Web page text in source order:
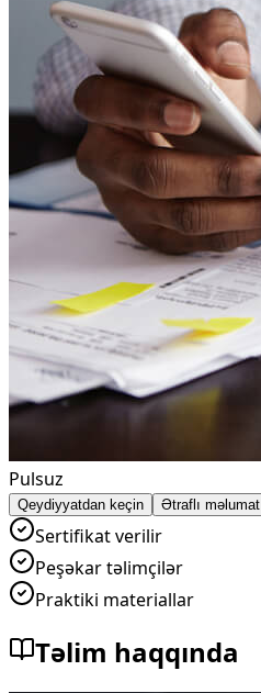
Pulsuz
Qeydiyyatdan keçin Ətraflı məlumat
Sertifikat verilir
Peşəkar təlimçilər
Praktiki materiallar
Təlim haqqında